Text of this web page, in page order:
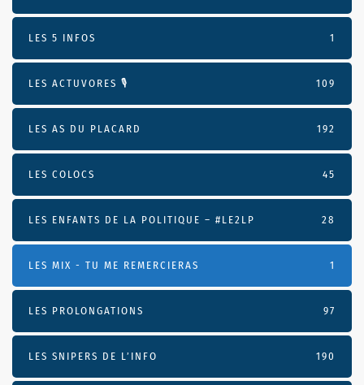
LES 5 INFOS 1
LES ACTUVORES 🎙 109
LES AS DU PLACARD 192
LES COLOCS 45
LES ENFANTS DE LA POLITIQUE – #LE2LP 28
LES MIX - TU ME REMERCIERAS 1
LES PROLONGATIONS 97
LES SNIPERS DE L’INFO 190